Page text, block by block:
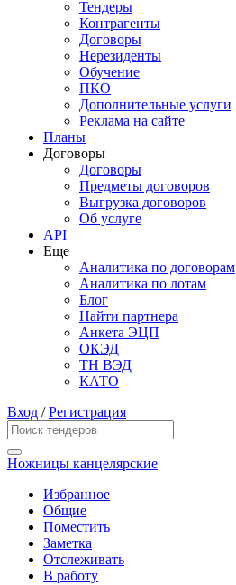
Тендеры
Контрагенты
Договоры
Нерезиденты
Обучение
ПКО
Дополнительные услуги
Реклама на сайте
Планы
Договоры
Договоры
Предметы договоров
Выгрузка договоров
Об услуге
API
Еще
Аналитика по договорам
Аналитика по лотам
Блог
Найти партнера
Анкета ЭЦП
ОКЭД
ТН ВЭД
КАТО
Вход /Регистрация
Ножницы канцелярские
Избранное
Общие
Поместить
Заметка
Отслеживать
В работу